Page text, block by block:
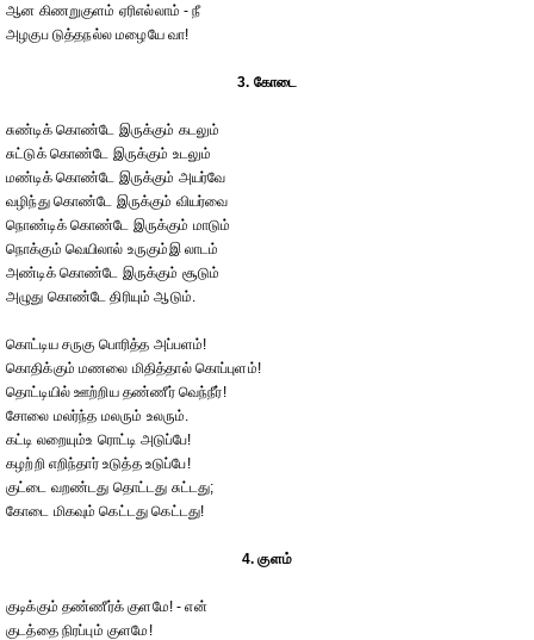
ஆன கிணறுகுளம் ஏரிஎல்லாம் - நீ
அழகுப டுத்தநல்ல மழையே வா!
3. கோடை
சுண்டிக் கொண்டே இருக்கும் கடலும்
சுட்டுக் கொண்டே இருக்கும் உடலும்
மண்டிக் கொண்டே இருக்கும் அயர்வே
வழிந்து கொண்டே இருக்கும் வியர்வை
நொண்டிக் கொண்டே இருக்கும் மாடும்
நொக்கும் வெயிலால் உருகும்இ லாடம்
அண்டிக் கொண்டே இருக்கும் சூடும்
அழுது கொண்டே திரியும் ஆடும்.
கொட்டிய சருகு பொரித்த அப்பளம்!
கொதிக்கும் மணலை மிதித்தால் கொப்புளம்!
தொட்டியில் ஊற்றிய தண்ணீர் வெந்நீர்!
சோலை மலர்ந்த மலரும் உலரும்.
கட்டி லறையும்உ ரொட்டி அடுப்பே!
கழற்றி எறிந்தார் உடுத்த உடுப்பே!
குட்டை வறண்டது தொட்டது சுட்டது;
கோடை மிகவும் கெட்டது கெட்டது!
4. குளம்
குடிக்கும் தண்ணீர்க் குளமே! - என்
குடத்தை நிரப்பும் குளமே!